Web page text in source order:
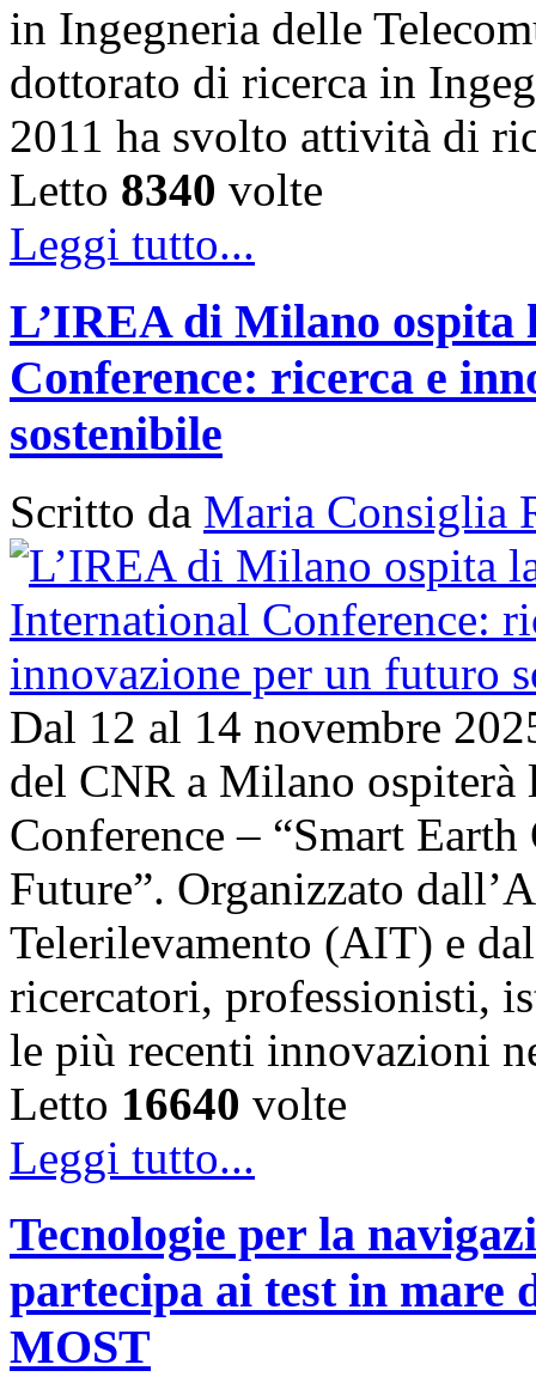
in Ingegneria delle
dottorato di ricerca in
2011 ha svolto attività di
Letto 8340 volte
Leggi tutto...
L’IREA di Milano
Conference: ricerca e
sostenibile
Scritto da Maria Consiglia
Dal 12 al 14 novembre
del CNR a Milano
Conference – “Smart
Future”. Organizzato
Telerilevamento (AIT) e
ricercatori, professionisti,
le più recenti innovazioni
Letto 16640 volte
Leggi tutto...
Tecnologie per la
partecipa ai test in mare
MOST